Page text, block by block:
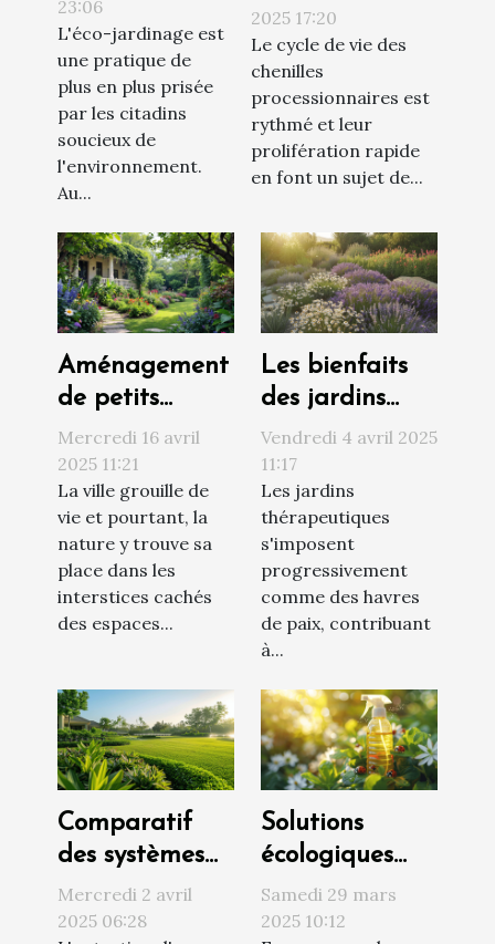
compost
viable en
milieu urbain
23:06
L'éco-jardinage est
une pratique de
plus en plus prisée
par les citadins
soucieux de
l'environnement.
Au...
temps
d’installer un
écopiège ?
2025 17:20
Le cycle de vie des
chenilles
processionnaires est
rythmé et leur
prolifération rapide
en font un sujet de...
Aménagement
de petits
jardins secrets
pour espaces
urbains
optimisation
d'espace et
choix de
plantes
Mercredi 16 avril
2025 11:21
La ville grouille de
vie et pourtant, la
nature y trouve sa
place dans les
interstices cachés
des espaces...
Les bienfaits
des jardins
thérapeutiques
conception et
plantes
recommandées
Vendredi 4 avril 2025
11:17
Les jardins
thérapeutiques
s'imposent
progressivement
comme des havres
de paix, contribuant
à...
Comparatif
des systèmes
d'arrosage
automatique
Mercredi 2 avril
2025 06:28
Solutions
écologiques
pour lutter
contre les
Samedi 29 mars
2025 10:12